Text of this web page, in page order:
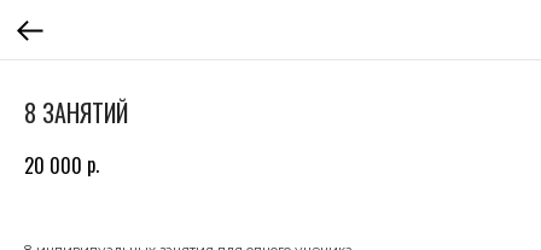
8 ЗАНЯТИЙ
20 000 р.